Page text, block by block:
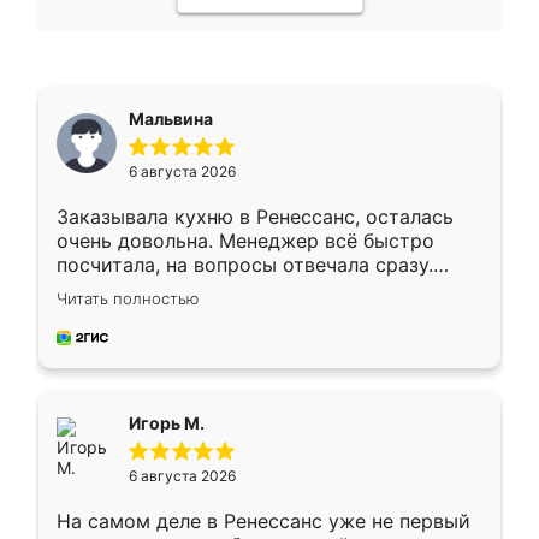
Мальвина
6 августа 2026
Заказывала кухню в Ренессанс, осталась
очень довольна. Менеджер всё быстро
посчитала, на вопросы отвечала сразу.
Замерщик приехал в субботу, подошёл к
делу со всей ответственностью. Собрали
за день, ребята работали аккуратно, даже
Читать полностью
Игорь М.
6 августа 2026
На самом деле в Ренессанс уже не первый